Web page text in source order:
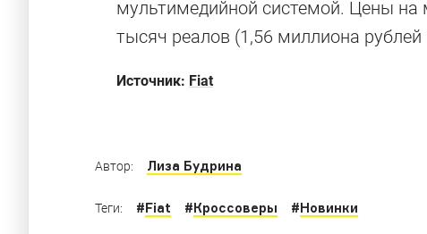
мультимедийной системой. Цены на
тысяч реалов (1,56 миллиона рублей
Источник: Fiat
Нечто
i3, ты ли это? Самый странный Fiat в истории
Автор: Лиза Будрина
Теги: #Fiat #Кроссоверы #Новинки